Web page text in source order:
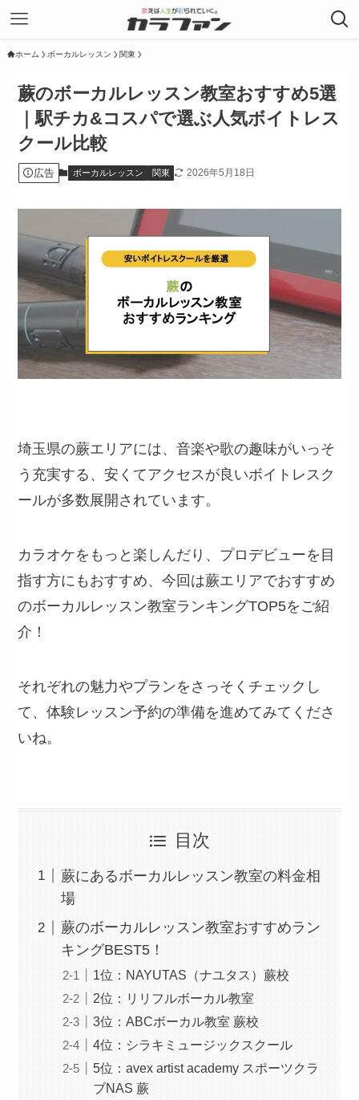
ホーム ボーカルレッスン 関東
蕨のボーカルレッスン教室おすすめ5選
｜駅チカ&コスパで選ぶ人気ボイトレス
クール比較
広告 ボーカルレッスン 関東 2026年5月18日
埼玉県の蕨エリアには、音楽や歌の趣味がいっそ
う充実する、安くてアクセスが良いボイトレスク
ールが多数展開されています。
カラオケをもっと楽しんだり、プロデビューを目
指す方にもおすすめ、今回は蕨エリアでおすすめ
のボーカルレッスン教室ランキングTOP5をご紹
介！
それぞれの魅力やプランをさっそくチェックし
て、体験レッスン予約の準備を進めてみてくださ
いね。
目次
蕨にあるボーカルレッスン教室の料金相
場
蕨のボーカルレッスン教室おすすめラン
キングBEST5！
1位：NAYUTAS（ナユタス）蕨校
2位：リリフルボーカル教室
3位：ABCボーカル教室 蕨校
4位：シラキミュージックスクール
5位：avex artist academy スポーツクラ
ブNAS 蕨